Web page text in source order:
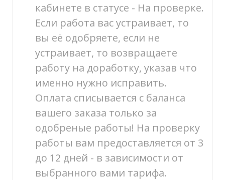
кабинете в статусе - На проверке.
Если работа вас устраивает, то
вы её одобряете, если не
устраивает, то возвращаете
работу на доработку, указав что
именно нужно исправить.
Оплата списывается с баланса
вашего заказа только за
одобреные работы! На проверку
работы вам предоставляется от 3
до 12 дней - в зависимости от
выбранного вами тарифа.